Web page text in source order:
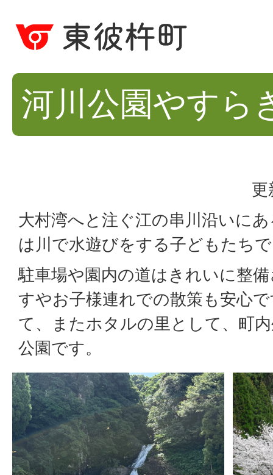
河川公園やすら
更
大村湾へと注ぐ江の串川沿いに
は川で水遊びをする子どもたち
駐車場や園内の道はきれいに整
すやお子様連れでの散策も安心
て、またホタルの里として、町
公園です。